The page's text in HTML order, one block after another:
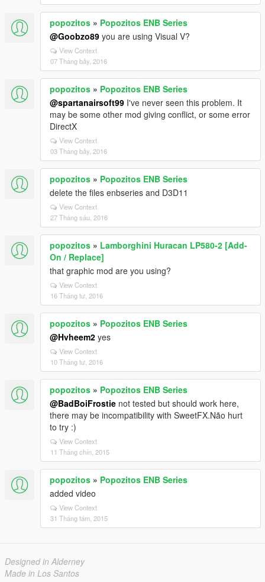
popozitos » Popozitos ENB Series
@Goobzo89 you are using Visual V?
View Context
07 Tháng bảy, 2016
popozitos » Popozitos ENB Series
@spartanairsoft99 I've never seen this problem. It
may be some other mod giving conflict, or some error
DirectX
View Context
03 Tháng bảy, 2016
popozitos » Popozitos ENB Series
delete the files enbseries and D3D11
View Context
27 Tháng sáu, 2016
popozitos » Lamborghini Huracan LP580-2 [Add-
On / Replace]
that graphic mod are you using?
View Context
16 Tháng tư, 2016
popozitos » Popozitos ENB Series
@Hvheem2 yes
View Context
10 Tháng tư, 2016
popozitos » Popozitos ENB Series
@BadBoiFrostie not tested but should work here,
there may be incompatibility with SweetFX.Não hurt
to try :)
View Context
11 Tháng chín, 2015
popozitos » Popozitos ENB Series
added video
View Context
31 Tháng tám, 2015
Designed in Alderney
Made in Los Santos